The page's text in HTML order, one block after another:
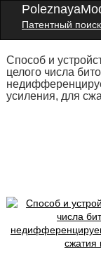
Патентный поиск
Способ и
целого числа
усиления, для